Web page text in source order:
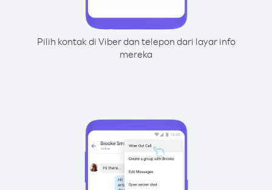
Pilih kontak di Viber dan telepon dari layar info
mereka